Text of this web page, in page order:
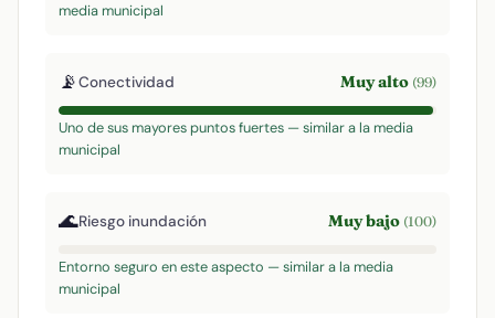
media municipal
📡Conectividad Muy alto (99)
Uno de sus mayores puntos fuertes — similar a la media
municipal
🌊Riesgo inundación Muy bajo (100)
Entorno seguro en este aspecto — similar a la media
municipal